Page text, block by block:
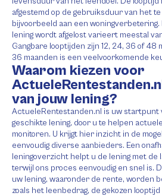
afgestemd op de gebruiksduur van het
bijvoorbeeld aan een
lening wordt afgelost varieert meestal
Gangbare looptijden zijn 12, 24, 36 of 48
36 maanden is een veelvoorkomende
Waarom kiezen voor
van jouw lening?
ActueleRentestanden.nl is uw startpunt
geschikte lening, door u te helpen
monitoren. U krijgt hier inzicht in de
eenvoudig diverse aanbieders. Een
leningoverzicht helpt u de lening met de
terwijl ons proces eenvoudig en snel is.
uw lening, waaronder de rente, worden
zoals het leenbedrag, de gekozen